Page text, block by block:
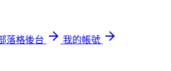
落格後台
我的帳號